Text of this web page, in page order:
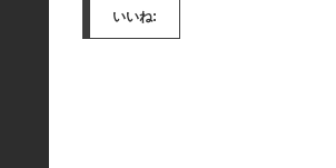
いいね: